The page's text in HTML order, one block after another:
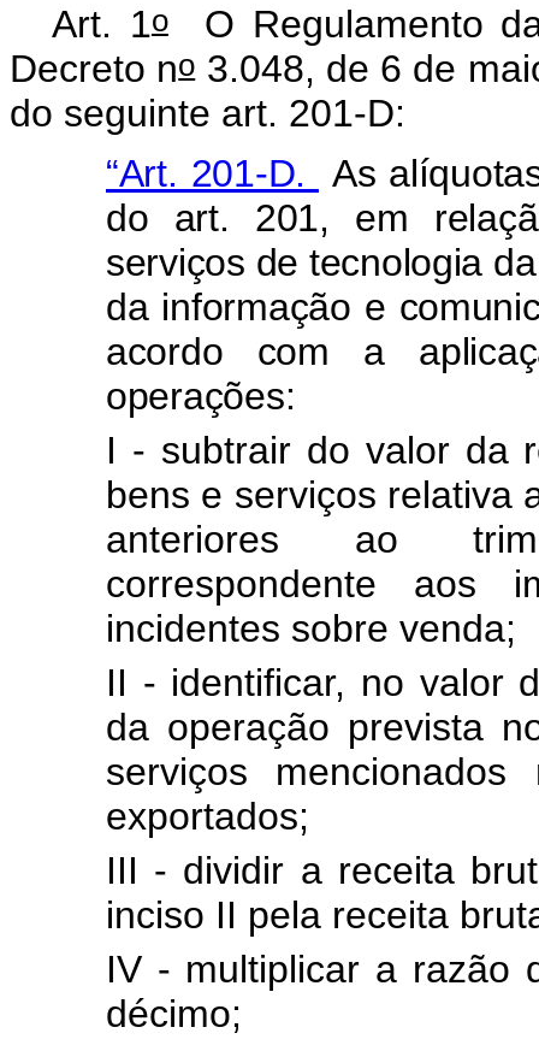
Art. 1oO Regulamento da
Decreto no3.048, de 6 de
do seguinte art. 201-D:
“Art. 201-D.
As
do art. 201, em
serviços de tecnologia
da informação e
acordo com a
operações:
I - subtrair do valor da
bens e serviços relativa
anteriores ao
correspondente aos
incidentes sobre venda;
II - identificar, no valor
da operação prevista
serviços
exportados;
III - dividir a receita
inciso II pela receita
IV - multiplicar a razão
décimo;